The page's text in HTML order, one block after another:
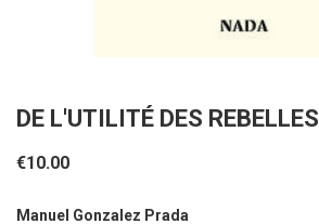
DE L'UTILITÉ DES REBELLES
€10.00
Manuel Gonzalez Prada